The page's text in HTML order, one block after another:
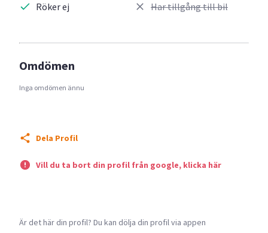
Röker ej Har tillgång till bil
Omdömen
Inga omdömen ännu
Dela Profil
Vill du ta bort din profil från google, klicka här
Är det här din profil? Du kan dölja din profil via appen